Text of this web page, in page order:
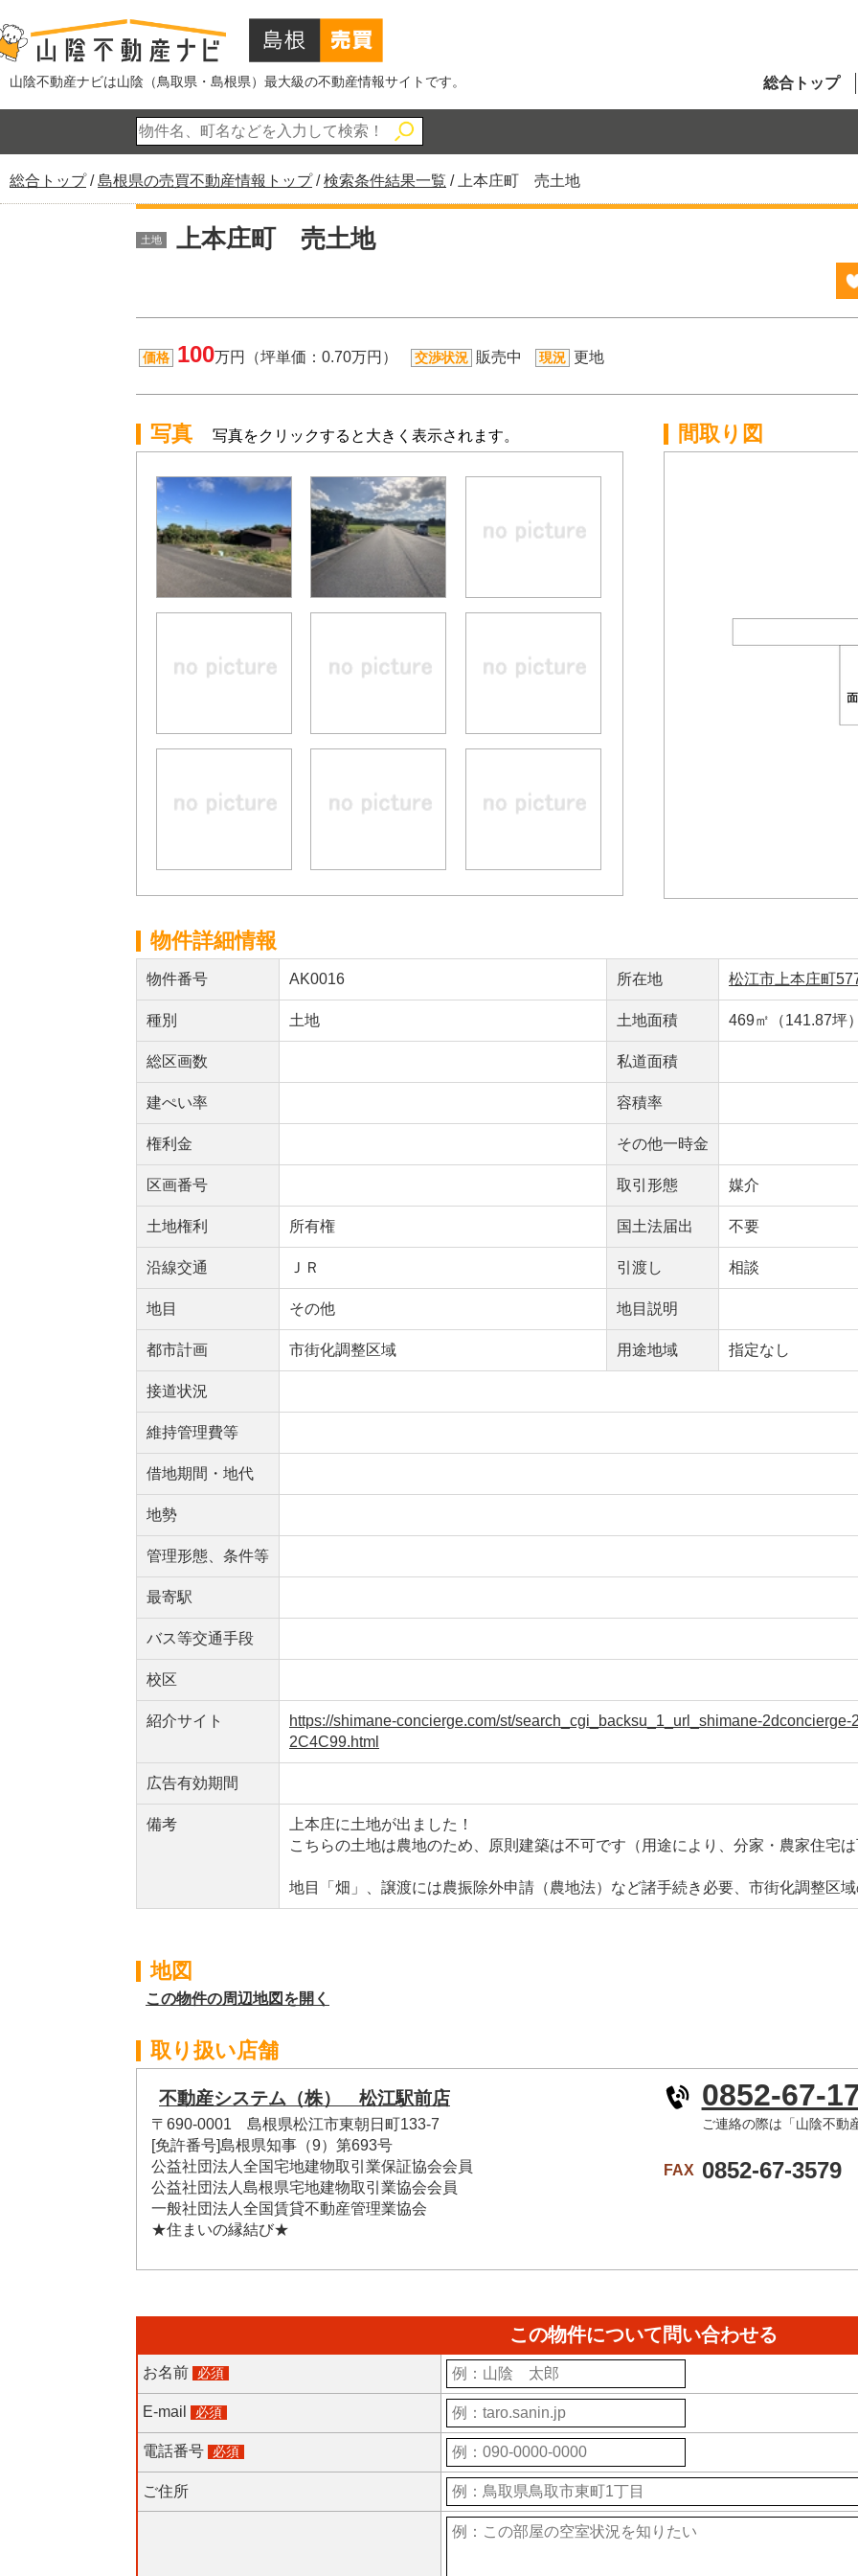
山陰不動産ナビは山陰（鳥取県・島根県）最大級の不動産情報サイトです。 総合トップ
現
在
総合トップ/島根県の売買不動産情報トップ/検索条件結果一覧 / 上本庄町 売土地
土地 上本庄町 売土地
価格 100万円（坪単価：0.70万円） 交渉状況 販売中 現況 更地
写真 写真をクリックすると大きく表示されます。 間取り図
物件詳細情報
物件番号 AK0016 所在地 松江市上本庄町
種別 土地 土地面積 469㎡（141.87坪
総区画数 私道面積
建ぺい率 容積率
権利金 その他一時金
区画番号 取引形態 媒介
土地権利 所有権 国土法届出 不要
沿線交通 ＪＲ 引渡し 相談
地目 その他 地目説明
都市計画 市街化調整区域 用途地域 指定なし
接道状況
維持管理費等
借地期間・地代
地勢
管理形態、条件等
最寄駅
バス等交通手段
校区
紹介サイト
https://shimane-concierge.com/st/search_cgi_backsu_1_url_shimane-
2C4C99.html
広告有効期間
備考
上本庄に土地が出ました！
こちらの土地は農地のため、原則建築は不可です（用途により、分家・農家住宅
地目「畑」、譲渡には農振除外申請（農地法）など諸手続き必要、市街化調整区
地図
この物件の周辺地図を開く
取り扱い店舗
不動産システム（株） 松江駅前店
〒690-0001 島根県松江市東朝日町133-7
[免許番号]島根県知事（9）第693号
公益社団法人全国宅地建物取引業保証協会会員
公益社団法人島根県宅地建物取引業協会会員
一般社団法人全国賃貸不動産管理業協会
★住まいの縁結び★
0852-67-
ご連絡の際は「山陰不動
FAX 0852-67-3579